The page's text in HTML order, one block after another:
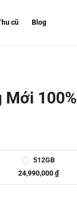
cũ Blog
Mới 100%
512GB
24,990,000 ₫